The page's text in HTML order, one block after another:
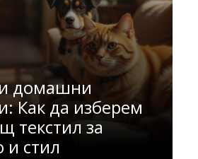
домашни
Как да изберем
текстил за
и стил